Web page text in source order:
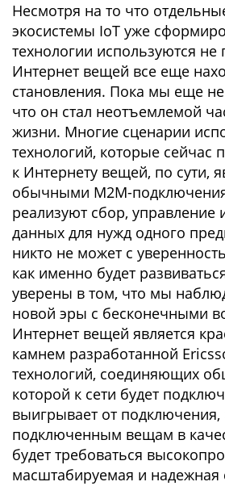
Несмотря на то что
экосистемы IoT уже
технологии используются
Интернет вещей все еще
становления. Пока мы еще
что он стал неотъемлемой
жизни. Многие сценарии
технологий, которые сейчас
к Интернету вещей, по сути,
обычными M2M-
реализуют сбор, управление
данных для нужд одного
никто не может с
как именно будет
уверены в том, что мы
новой эры с бесконечными
Интернет вещей является
камнем разработанной
технологий, соединяющих
которой к сети будет
выигрывает от подключения,
подключенным вещам в
будет требоваться
масштабируемая и надежная